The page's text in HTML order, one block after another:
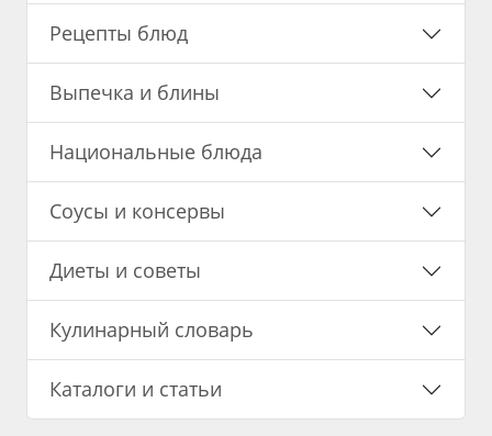
Рецепты блюд
Выпечка и блины
Национальные блюда
Соусы и консервы
Диеты и советы
Кулинарный словарь
Каталоги и статьи